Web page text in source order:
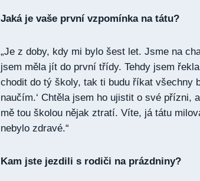
Jaká je vaše první vzpomínka na tátu?
„Je z doby, kdy mi bylo šest let. Jsme na
jsem měla jít do první třídy. Tehdy jsem
chodit do tý školy, tak ti budu říkat všechny
naučím.‘ Chtěla jsem ho ujistit o své přízni,
mě tou školou nějak ztratí. Víte, já tátu
nebylo zdravé.“
Kam jste jezdili s rodiči na prázdniny?